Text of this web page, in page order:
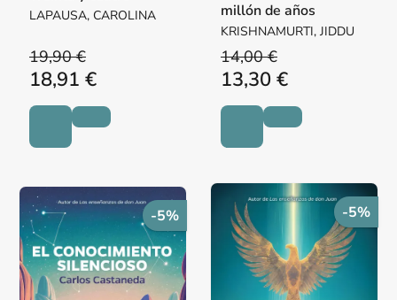
LAPAUSA, CAROLINA
19,90 €
18,91 €
millón de años
KRISHNAMURTI, JIDDU
14,00 €
13,30 €
-5% -5%